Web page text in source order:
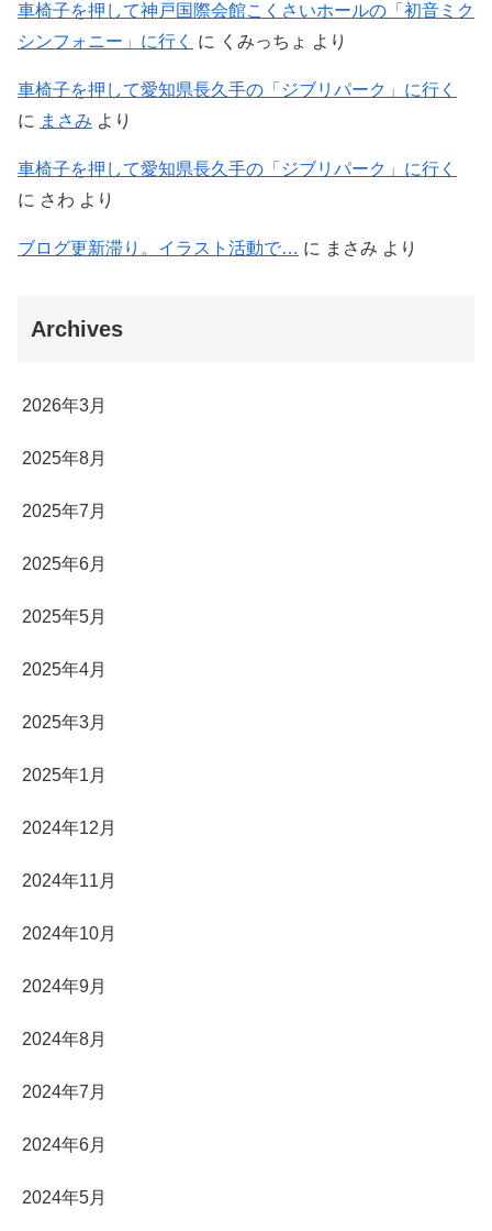
車椅子を押して神戸国際会館こくさいホールの「初音ミク
シンフォニー」に行く
に くみっちょ より
車椅子を押して愛知県長久手の「ジブリパーク」に行く
に まさみ より
車椅子を押して愛知県長久手の「ジブリパーク」に行く
に さわ より
ブログ更新滞り。イラスト活動で… に まさみ より
Archives
2026年3月
2025年8月
2025年7月
2025年6月
2025年5月
2025年4月
2025年3月
2025年1月
2024年12月
2024年11月
2024年10月
2024年9月
2024年8月
2024年7月
2024年6月
2024年5月